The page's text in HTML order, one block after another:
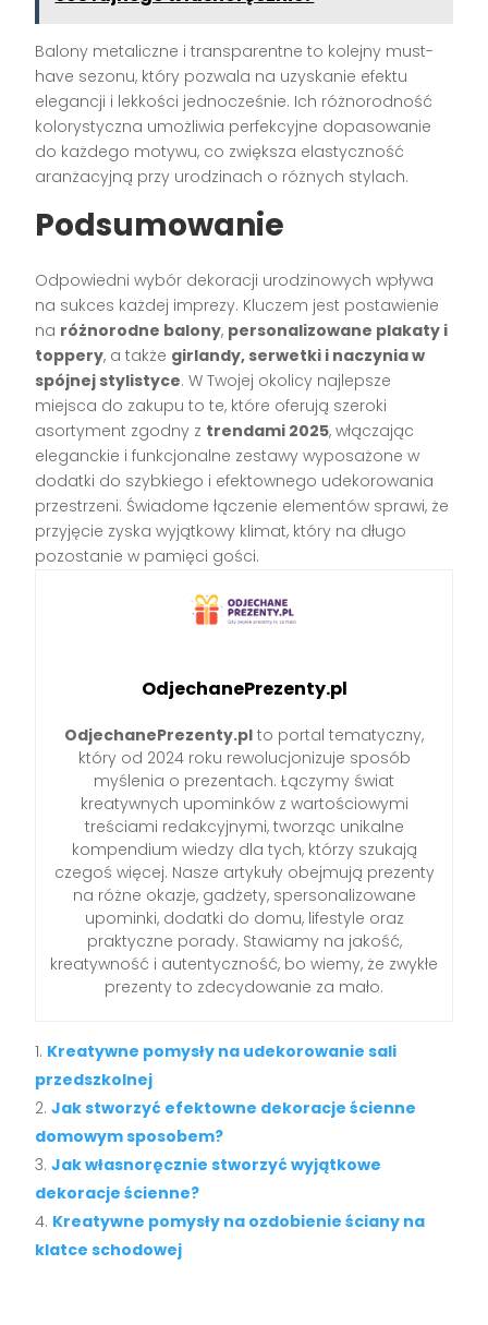
Balony metaliczne i transparentne to kolejny must-
have sezonu, który pozwala na uzyskanie efektu
elegancji i lekkości jednocześnie. Ich różnorodność
kolorystyczna umożliwia perfekcyjne dopasowanie
do każdego motywu, co zwiększa elastyczność
aranżacyjną przy urodzinach o różnych stylach.
Podsumowanie
Odpowiedni wybór dekoracji urodzinowych wpływa
na sukces każdej imprezy. Kluczem jest postawienie
na różnorodne balony, personalizowane plakaty i
toppery, a także girlandy, serwetki i naczynia w
spójnej stylistyce. W Twojej okolicy najlepsze
miejsca do zakupu to te, które oferują szeroki
asortyment zgodny z trendami 2025, włączając
eleganckie i funkcjonalne zestawy wyposażone w
dodatki do szybkiego i efektownego udekorowania
przestrzeni. Świadome łączenie elementów sprawi, że
przyjęcie zyska wyjątkowy klimat, który na długo
pozostanie w pamięci gości.
OdjechanePrezenty.pl
OdjechanePrezenty.pl to portal tematyczny,
który od 2024 roku rewolucjonizuje sposób
myślenia o prezentach. Łączymy świat
kreatywnych upominków z wartościowymi
treściami redakcyjnymi, tworząc unikalne
kompendium wiedzy dla tych, którzy szukają
czegoś więcej. Nasze artykuły obejmują prezenty
na różne okazje, gadżety, spersonalizowane
upominki, dodatki do domu, lifestyle oraz
praktyczne porady. Stawiamy na jakość,
kreatywność i autentyczność, bo wiemy, że zwykłe
prezenty to zdecydowanie za mało.
Kreatywne pomysły na udekorowanie sali
przedszkolnej
Jak stworzyć efektowne dekoracje ścienne
domowym sposobem?
Jak własnoręcznie stworzyć wyjątkowe
dekoracje ścienne?
Kreatywne pomysły na ozdobienie ściany na
klatce schodowej